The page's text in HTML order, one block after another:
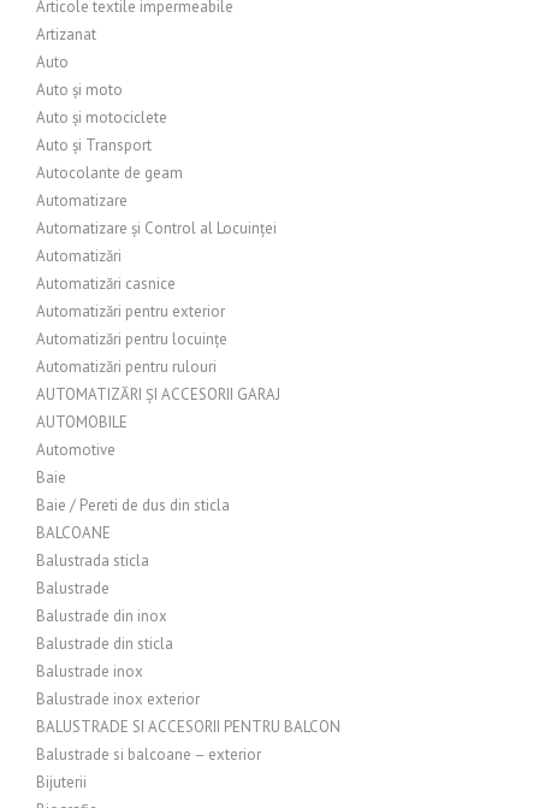
Articole textile impermeabile
Artizanat
Auto
Auto și moto
Auto și motociclete
Auto și Transport
Autocolante de geam
Automatizare
Automatizare și Control al Locuinței
Automatizări
Automatizări casnice
Automatizări pentru exterior
Automatizări pentru locuințe
Automatizări pentru rulouri
AUTOMATIZĂRI ȘI ACCESORII GARAJ
AUTOMOBILE
Automotive
Baie
Baie / Pereti de dus din sticla
BALCOANE
Balustrada sticla
Balustrade
Balustrade din inox
Balustrade din sticla
Balustrade inox
Balustrade inox exterior
BALUSTRADE SI ACCESORII PENTRU BALCON
Balustrade si balcoane – exterior
Bijuterii